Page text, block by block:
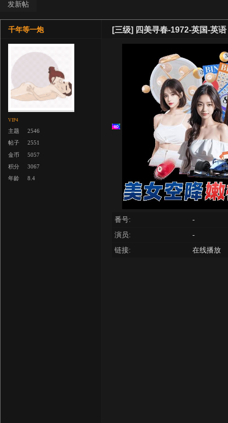
发新帖
[三级] 四美寻春-1972-英国-英语
千年等一炮
VIP4
主题
2546
帖子
2551
金币
5057
积分
3067
年龄
8.4
番号:
-
演员:
-
链接:
在线播放